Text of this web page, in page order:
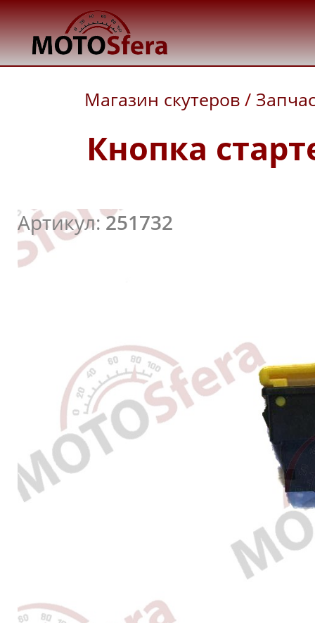
Магазин скутеров /
Кнопка
Артикул:251732